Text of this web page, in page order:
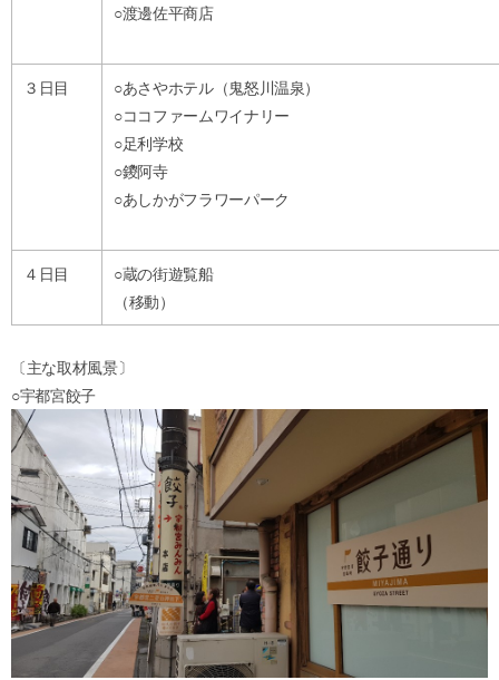
○渡邊佐平商店
３日目
○あさやホテル（鬼怒川温泉）
○ココファームワイナリー
○足利学校
○鑁阿寺
○あしかがフラワーパーク
４日目
○蔵の街遊覧船
（移動）
〔主な取材風景〕
○宇都宮餃子